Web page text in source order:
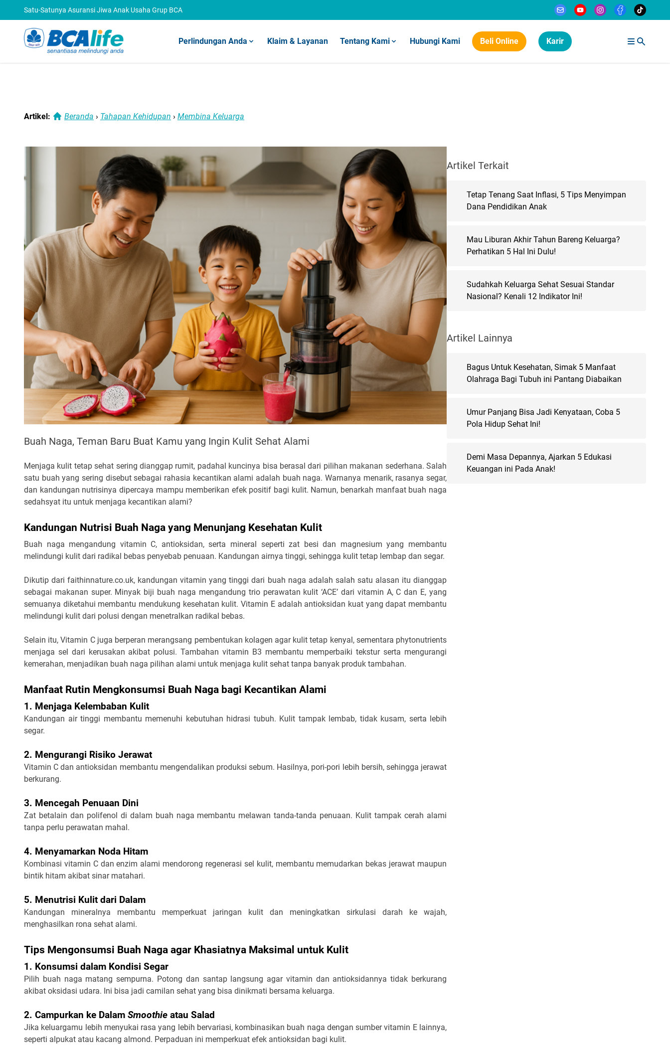
Satu-Satunya Asuransi Jiwa Anak Usaha Grup BCA
Perlindungan Anda Klaim & Layanan Tentang Kami Hubungi Kami Beli Online Karir
Artikel: Beranda › Tahapan Kehidupan › Membina Keluarga
Buah Naga, Teman Baru Buat Kamu yang Ingin Kulit Sehat Alami
Menjaga kulit tetap sehat sering dianggap rumit, padahal kuncinya bisa berasal dari pilihan makanan sederhana. Salah
satu buah yang sering disebut sebagai rahasia kecantikan alami adalah buah naga. Warnanya menarik, rasanya segar,
dan kandungan nutrisinya dipercaya mampu memberikan efek positif bagi kulit. Namun, benarkah manfaat buah naga
sedahsyat itu untuk menjaga kecantikan alami?
Kandungan Nutrisi Buah Naga yang Menunjang Kesehatan Kulit
Buah naga mengandung vitamin C, antioksidan, serta mineral seperti zat besi dan magnesium yang membantu
melindungi kulit dari radikal bebas penyebab penuaan. Kandungan airnya tinggi, sehingga kulit tetap lembap dan segar.
Dikutip dari faithinnature.co.uk, kandungan vitamin yang tinggi dari buah naga adalah salah satu alasan itu dianggap
sebagai makanan super. Minyak biji buah naga mengandung trio perawatan kulit ‘ACE’ dari vitamin A, C dan E, yang
semuanya diketahui membantu mendukung kesehatan kulit. Vitamin E adalah antioksidan kuat yang dapat membantu
melindungi kulit dari polusi dengan menetralkan radikal bebas.
Selain itu, Vitamin C juga berperan merangsang pembentukan kolagen agar kulit tetap kenyal, sementara phytonutrients
menjaga sel dari kerusakan akibat polusi. Tambahan vitamin B3 membantu memperbaiki tekstur serta mengurangi
kemerahan, menjadikan buah naga pilihan alami untuk menjaga kulit sehat tanpa banyak produk tambahan.
Manfaat Rutin Mengkonsumsi Buah Naga bagi Kecantikan Alami
1. Menjaga Kelembaban Kulit
Kandungan air tinggi membantu memenuhi kebutuhan hidrasi tubuh. Kulit tampak lembab, tidak kusam, serta lebih
segar.
2. Mengurangi Risiko Jerawat
Vitamin C dan antioksidan membantu mengendalikan produksi sebum. Hasilnya, pori-pori lebih bersih, sehingga jerawat
berkurang.
3. Mencegah Penuaan Dini
Zat betalain dan polifenol di dalam buah naga membantu melawan tanda-tanda penuaan. Kulit tampak cerah alami
tanpa perlu perawatan mahal.
4. Menyamarkan Noda Hitam
Kombinasi vitamin C dan enzim alami mendorong regenerasi sel kulit, membantu memudarkan bekas jerawat maupun
bintik hitam akibat sinar matahari.
5. Menutrisi Kulit dari Dalam
Kandungan mineralnya membantu memperkuat jaringan kulit dan meningkatkan sirkulasi darah ke wajah,
menghasilkan rona sehat alami.
Tips Mengonsumsi Buah Naga agar Khasiatnya Maksimal untuk Kulit
1. Konsumsi dalam Kondisi Segar
Pilih buah naga matang sempurna. Potong dan santap langsung agar vitamin dan antioksidannya tidak berkurang
akibat oksidasi udara. Ini bisa jadi camilan sehat yang bisa dinikmati bersama keluarga.
2. Campurkan ke Dalam Smoothie atau Salad
Jika keluargamu lebih menyukai rasa yang lebih bervariasi, kombinasikan buah naga dengan sumber vitamin E lainnya,
seperti alpukat atau kacang almond. Perpaduan ini memperkuat efek antioksidan bagi kulit.
Artikel Terkait
Tetap Tenang Saat Inflasi, 5 Tips Menyimpan
Dana Pendidikan Anak
Mau Liburan Akhir Tahun Bareng Keluarga?
Perhatikan 5 Hal Ini Dulu!
Sudahkah Keluarga Sehat Sesuai Standar
Nasional? Kenali 12 Indikator Ini!
Artikel Lainnya
Bagus Untuk Kesehatan, Simak 5 Manfaat
Olahraga Bagi Tubuh ini Pantang Diabaikan
Umur Panjang Bisa Jadi Kenyataan, Coba 5
Pola Hidup Sehat Ini!
Demi Masa Depannya, Ajarkan 5 Edukasi
Keuangan ini Pada Anak!